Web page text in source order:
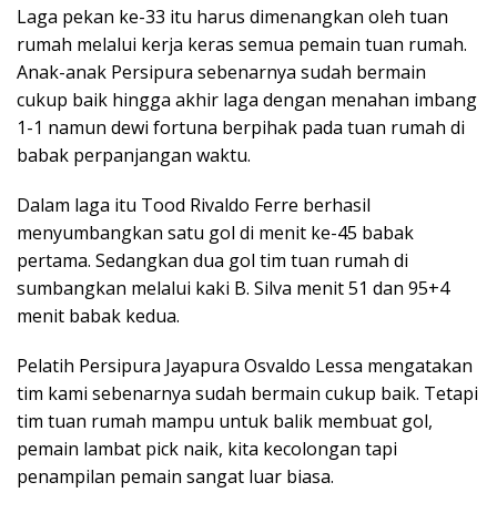
Laga pekan ke-33 itu harus dimenangkan oleh tuan
rumah melalui kerja keras semua pemain tuan rumah.
Anak-anak Persipura sebenarnya sudah bermain
cukup baik hingga akhir laga dengan menahan imbang
1-1 namun dewi fortuna berpihak pada tuan rumah di
babak perpanjangan waktu.
Dalam laga itu Tood Rivaldo Ferre berhasil
menyumbangkan satu gol di menit ke-45 babak
pertama. Sedangkan dua gol tim tuan rumah di
sumbangkan melalui kaki B. Silva menit 51 dan 95+4
menit babak kedua.
Pelatih Persipura Jayapura Osvaldo Lessa mengatakan
tim kami sebenarnya sudah bermain cukup baik. Tetapi
tim tuan rumah mampu untuk balik membuat gol,
pemain lambat pick naik, kita kecolongan tapi
penampilan pemain sangat luar biasa.